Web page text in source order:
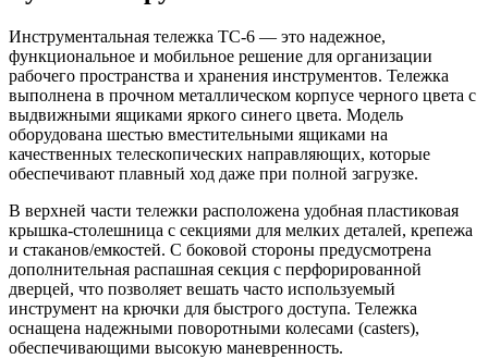
Инструментальная тележка ТС-6 — это надежное,
функциональное и мобильное решение для организации
рабочего пространства и хранения инструментов. Тележка
выполнена в прочном металлическом корпусе черного цвета с
выдвижными ящиками яркого синего цвета. Модель
оборудована шестью вместительными ящиками на
качественных телескопических направляющих, которые
обеспечивают плавный ход даже при полной загрузке.
В верхней части тележки расположена удобная пластиковая
крышка-столешница с секциями для мелких деталей, крепежа
и стаканов/емкостей. С боковой стороны предусмотрена
дополнительная распашная секция с перфорированной
дверцей, что позволяет вешать часто используемый
инструмент на крючки для быстрого доступа. Тележка
оснащена надежными поворотными колесами (casters),
обеспечивающими высокую маневренность.